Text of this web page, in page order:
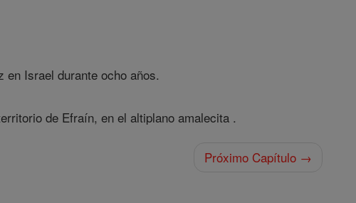
en Israel durante ocho años.
de Efraín, en el altiplano amalecita .
Próximo Capítulo →